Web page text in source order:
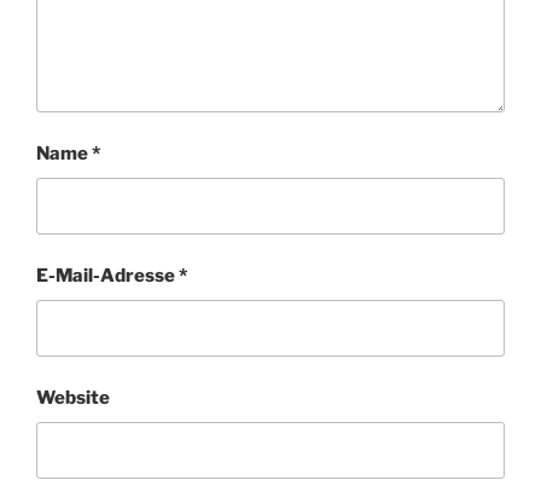
Name*
E-Mail-Adresse*
Website